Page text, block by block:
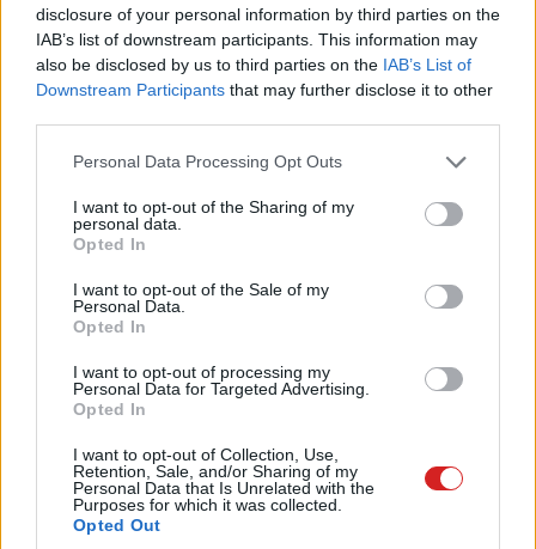
disclosure of your personal information by third parties on the
IAB’s list of downstream participants. This information may
also be disclosed by us to third parties on the IAB’s List of
Downstream Participants that may further disclose it to other
Please note that this website/app uses one or more Google
not limited to your visit or usage behaviour. You may click to
grant or deny consent to Google and its third-party tags to
use your data for below specified purposes in below Google
consent section.
Personal Data Processing Opt Outs
I want to opt-out of the Sharing of my
personal data.
Opted In
I want to opt-out of the Sale of my
Personal Data.
Opted In
I want to opt-out of processing my
Personal Data for Targeted Advertising.
Opted In
I want to opt-out of Collection, Use,
Retention, Sale, and/or Sharing of my
Personal Data that Is Unrelated with the
Purposes for which it was collected.
Opted Out
HD680-as meghajtókmindent megtesznek az adatok
védelméért. Az adattárolók megfelelnek a MIL-STD-
810G 516.6 katonai szabványnak, a háromrétegű
párnázva van, így akár az 1,22 méteres eséseket is gond
nélkül átvészeli a becsapódásokat külön szenzorral
figyelő eszköz. Minderről külön LED-ek adnak
és jelszóval védi a merevlemez, ami feketében, kékben
és sárgában, maximum 2 TB-os kapacitással érhető el.